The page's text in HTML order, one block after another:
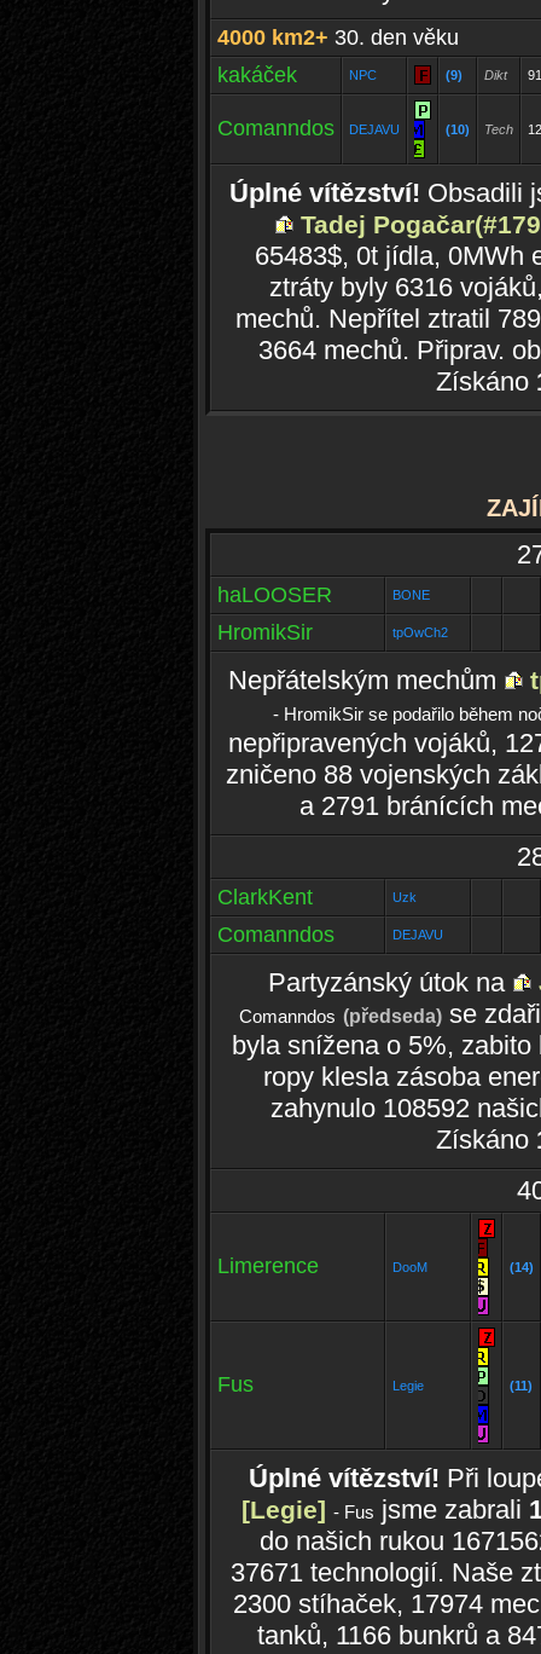
4000 km2+ 30. den věku
kakáček
NPC (9) Dikt
Comanndos DEJAVU (10) Tech
Úplné vítězství! Obsadili
Tadej
65483$, 0t jídla, 0MWh
ztráty byly 6316
mechů. Nepřítel ztratil
3664 mechů. Připrav.
Získáno
haLOOSER BONE
HromikSir tpOwCh2
Nepřátelským mechům
- HromikSir se podařilo během
nepřipravených vojáků,
zničeno 88 vojenských
a 2791 bránících
ClarkKent Uzk
Comanndos DEJAVU
Partyzánský útok na
Comanndos (předseda)se
byla snížena o 5%,
ropy klesla zásoba
zahynulo 108592
Získáno
Limerence DooM (14)
Fus Legie (11)
Úplné vítězství! Při
[Legie] - Fus jsme zabrali
do našich rukou
37671 technologií. Naše
2300 stíhaček, 17974
tanků, 1166 bunkrů a